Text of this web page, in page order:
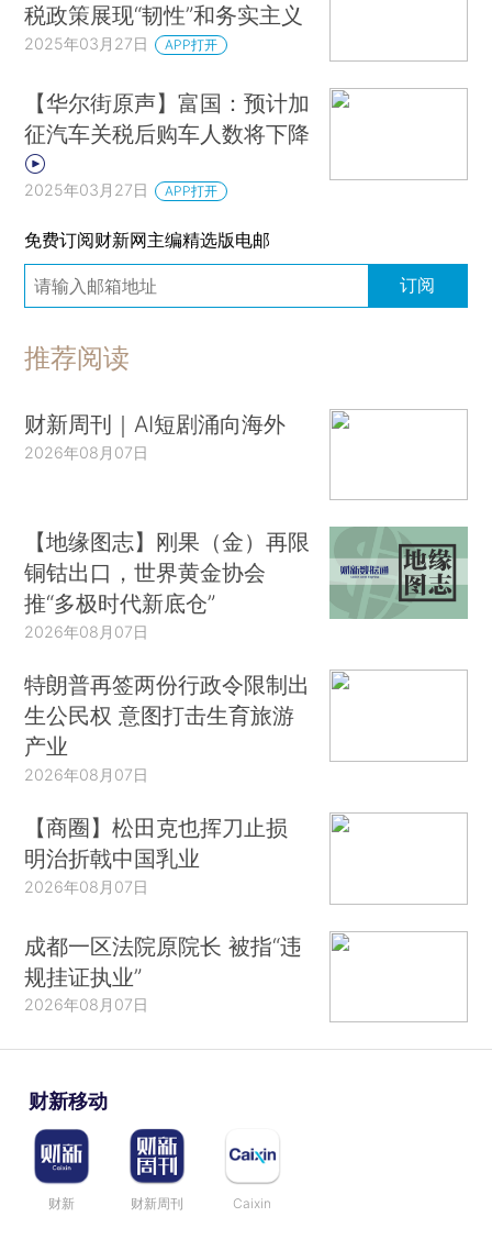
税政策展现“韧性”和务实主义
2025年03月27日 APP打开
【华尔街原声】富国：预计加
征汽车关税后购车人数将下降
2025年03月27日 APP打开
免费订阅财新网主编精选版电邮
订阅
推荐阅读
财新周刊｜AI短剧涌向海外
2026年08月07日
【地缘图志】刚果（金）再限
铜钴出口，世界黄金协会
推“多极时代新底仓”
2026年08月07日
特朗普再签两份行政令限制出
生公民权 意图打击生育旅游
产业
2026年08月07日
【商圈】松田克也挥刀止损
明治折戟中国乳业
2026年08月07日
成都一区法院原院长 被指“违
规挂证执业”
2026年08月07日
财新移动
财新 财新周刊 Caixin